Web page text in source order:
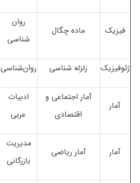
فیزیک ماده چگال
روان
شناسی
ژئوفیزیک زلزله شناسی روان‌شناسی
آمار
آمار اجتماعی و
اقتصادی
ادبیات
عربی
آمار آمار ریاضی
مدیریت
بازرگانی